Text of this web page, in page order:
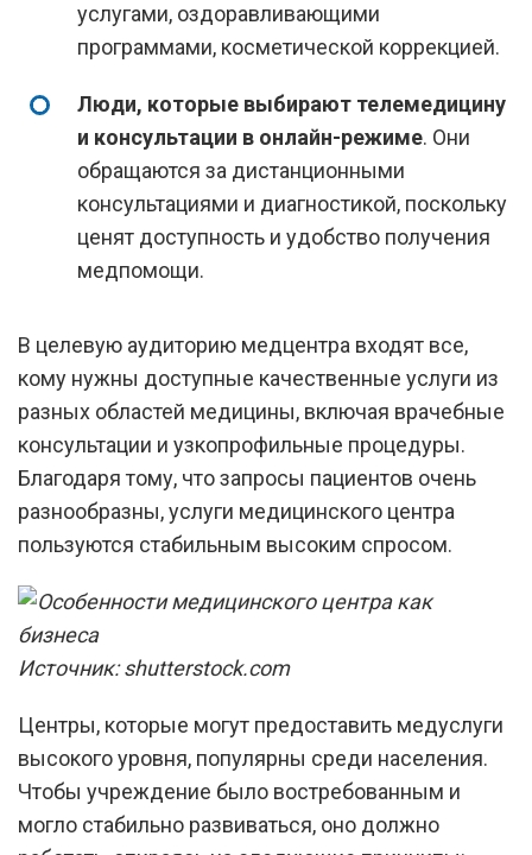
услугами, оздоравливающими
программами, косметической коррекцией.
Люди, которые выбирают телемедицину
и консультации в онлайн-режиме. Они
обращаются за дистанционными
консультациями и диагностикой, поскольку
ценят доступность и удобство получения
медпомощи.
В целевую аудиторию медцентра входят все,
кому нужны доступные качественные услуги из
разных областей медицины, включая врачебные
консультации и узкопрофильные процедуры.
Благодаря тому, что запросы пациентов очень
разнообразны, услуги медицинского центра
пользуются стабильным высоким спросом.
Источник: shutterstock.com
Центры, которые могут предоставить медуслуги
высокого уровня, популярны среди населения.
Чтобы учреждение было востребованным и
могло стабильно развиваться, оно должно